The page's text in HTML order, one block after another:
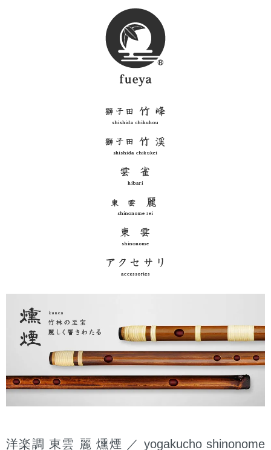
洋楽調 東雲 麗 燻煙 ／ yogakucho shinonome